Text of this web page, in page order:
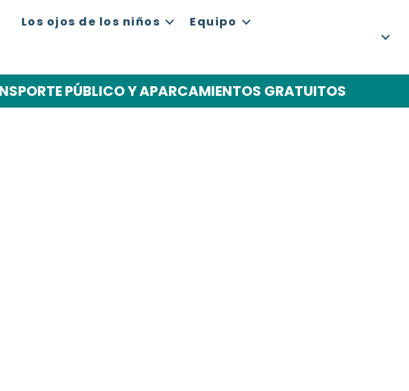
Los ojos de los niños
Equipo
PÚBLICO Y APARCAMIENTOS GRATUITOS